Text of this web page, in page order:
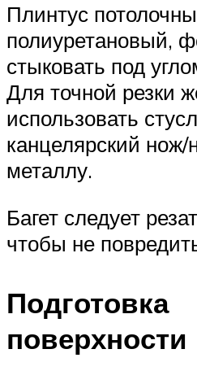
Плинтус
полиуретановый,
стыковать под
Для точной резки
использовать
канцелярский нож/
металлу.
Багет следует
чтобы не
Подготовка
поверхности